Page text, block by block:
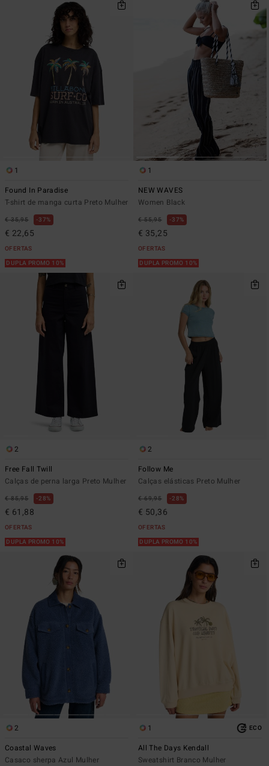
1
Found In Paradise
T-shirt de manga curta Preto Mulher
€ 35,95 37%
€ 22,65
OFERTAS
DUPLA PROMO 10%
1
NEW WAVES
Women Black
€ 55,95 37%
€ 35,25
OFERTAS
DUPLA PROMO 10%
2
Free Fall Twill
Calças de perna larga Preto Mulher
€ 85,95 28%
€ 61,88
OFERTAS
DUPLA PROMO 10%
2
Follow Me
Calças elásticas Preto Mulher
€ 69,95 28%
€ 50,36
OFERTAS
DUPLA PROMO 10%
2
Coastal Waves
Casaco sherpa Azul Mulher
1 ECO
All The Days Kendall
Sweatshirt Branco Mulher